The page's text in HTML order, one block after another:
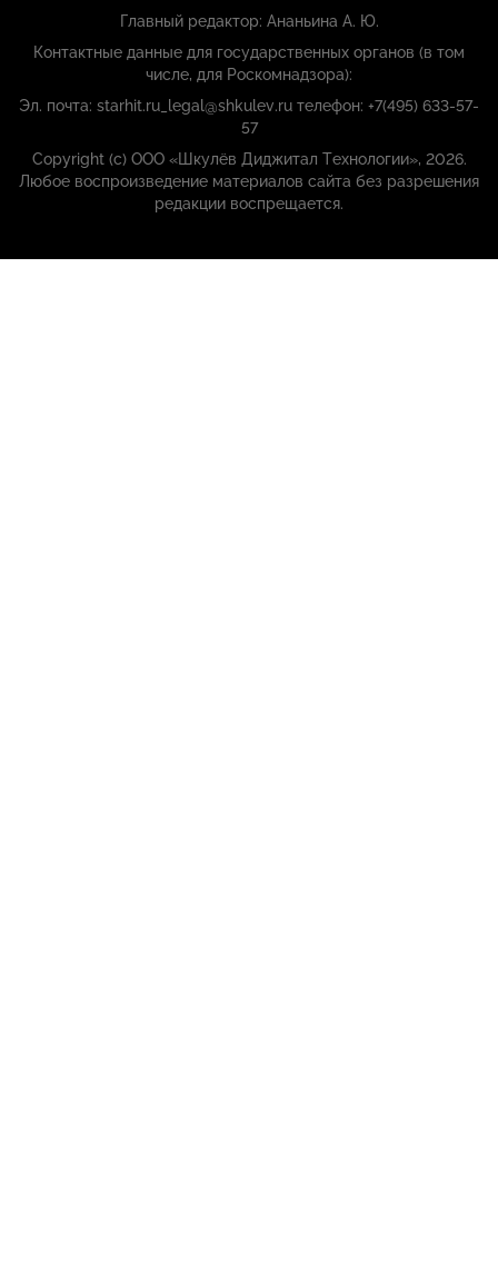
Главный редактор: Ананьина А. Ю.
Контактные данные для государственных органов (в том
числе, для Роскомнадзора):
Эл. почта: starhit.ru_legal@shkulev.ru телефон: +7(495) 633-57-
57
Copyright (с) ООО «Шкулёв Диджитал Технологии», 2026.
Любое воспроизведение материалов сайта без разрешения
редакции воспрещается.